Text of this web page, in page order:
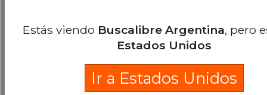
$ 137.488
$ 68.744
50%
dcto.
$
Tapa Blanda, Nuevo
Estás viendo Buscalibre Argentina, pero
Estados Unidos
Ir a Estados Unidos